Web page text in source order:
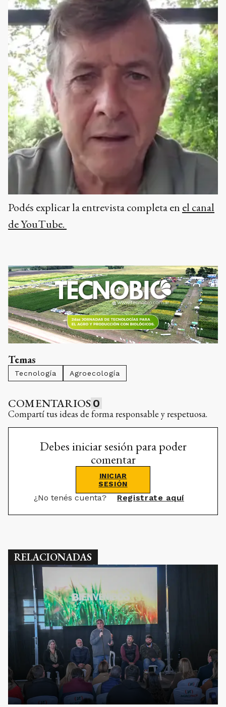
Podés explicar la entrevista completa en el canal
de YouTube.
Temas
Tecnología Agroecología
COMENTARIOS 0
Compartí tus ideas de forma responsable y respetuosa.
Debes iniciar sesión para poder
comentar
INICIAR
SESIÓN
¿No tenés cuenta? Registrate aquí
RELACIONADAS